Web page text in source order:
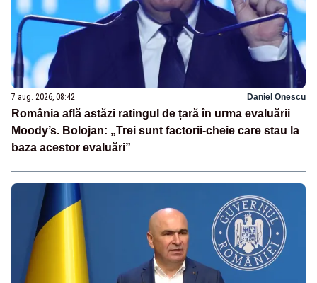
7 aug. 2026, 08:42 Daniel Onescu
România află astăzi ratingul de țară în urma evaluării
Moody’s. Bolojan: „Trei sunt factorii-cheie care stau la
baza acestor evaluări”